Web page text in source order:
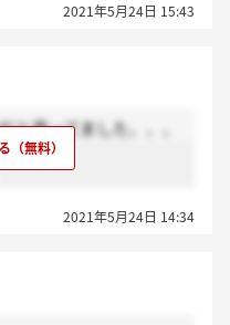
と思います、笑
2021年5月24日 15:43
と思ってました、、、
2021年5月24日 14:34